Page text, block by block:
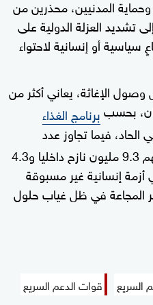
وحماية المدنيين، محذرين من
تشديد العزلة الدولية على
أو إنسانية لاحتواء
الإغاثة، يعاني أكثر من
برنامج الغذاء
الحاد، فيما تجاوز عدد
النازحين 13 مليون شخص، بينهم 9.3 مليون نازح داخليا و4.3
إنسانية غير مسبوقة
المجاعة في ظل غياب حلول
السريع قوات الدعم السريع